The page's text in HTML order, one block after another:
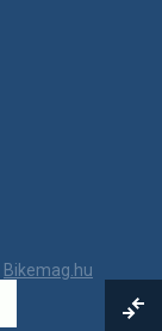
Bikemag.hu